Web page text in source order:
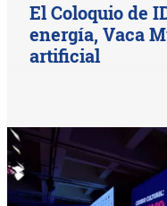
El Coloquio de
energía, Vaca
artificial